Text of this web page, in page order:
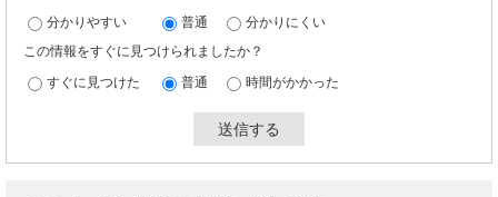
分かりやすい 普通
分かりにくい
この情報をすぐに見つけられましたか？
すぐに見つけた 普通 時間がかかった